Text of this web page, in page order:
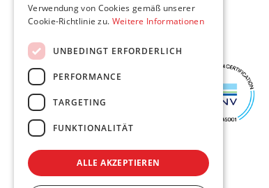
Kontakt
DE
Verwendung von Cookies gemäß unserer
Cookie-Richtlinie zu. Weitere Informationen
UNBEDINGT ERFORDERLICH
PERFORMANCE
TARGETING
FUNKTIONALITÄT
ALLE AKZEPTIEREN